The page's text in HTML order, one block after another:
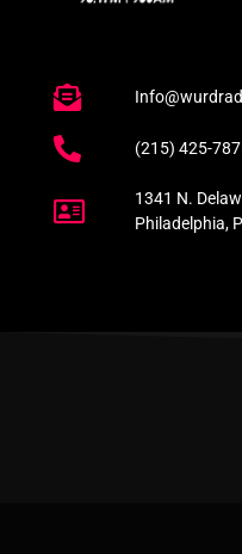
(215) 425-
1341 N.
Philadelphia,